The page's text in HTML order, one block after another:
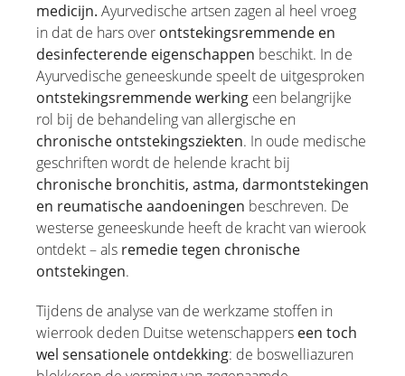
Duivelsklauw
Tijm
Jeneverbes
Smeerwortel
Wierook
medicijn. Ayurvedische artsen zagen al heel vroeg
in dat de hars over ontstekingsremmende en
desinfecterende eigenschappen beschikt. In de
Ayurvedische geneeskunde speelt de uitgesproken
ontstekingsremmende werking een belangrijke
rol bij de behandeling van allergische en
chronische ontstekingsziekten. In oude medische
geschriften wordt de helende kracht bij
chronische bronchitis, astma, darmontstekingen
en reumatische aandoeningen beschreven. De
westerse geneeskunde heeft de kracht van wierook
ontdekt – als remedie tegen chronische
ontstekingen.
Tijdens de analyse van de werkzame stoffen in
wierrook deden Duitse wetenschappers een toch
wel sensationele ontdekking: de boswelliazuren